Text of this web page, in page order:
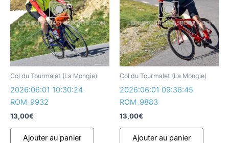
Col du Tourmalet (La Mongie)
2026:06:01 10:30:24
ROM_9932
13,00€
Ajouter au panier
Col du Tourmalet (La Mongie)
2026:06:01 09:36:45
ROM_9883
13,00€
Ajouter au panier